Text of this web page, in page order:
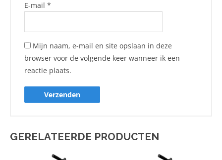
E-mail*
Mijn naam, e-mail en site opslaan in deze
browser voor de volgende keer wanneer ik een
reactie plaats.
GERELATEERDE PRODUCTEN